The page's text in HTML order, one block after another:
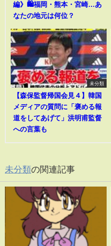
編》🛍️福岡・熊本・宮崎…あ
なたの地元は何位？
未分類
【森保監督帰国会見４】韓国
メディアの質問に「褒める報
道をしてあげて」洪明甫監督
への言葉も
未分類の関連記事